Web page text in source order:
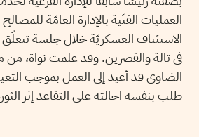
العمليات الفنّية بالإدارة العامّة
الاستئناف العسكريّة خلال جلسة
في تالة والقصرين. وقد علمت نواة،
الضاوي قد أعيد إلى العمل بموجب
طلب بنفسه احالته على التقاعد إثر